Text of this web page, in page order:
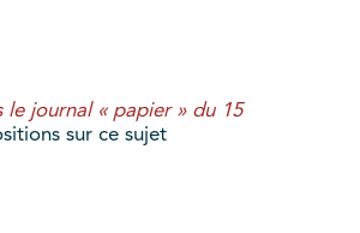
le journal « papier » du 15
sur ce sujet